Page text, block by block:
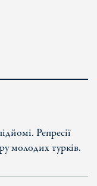
Репресії
молодих турків.